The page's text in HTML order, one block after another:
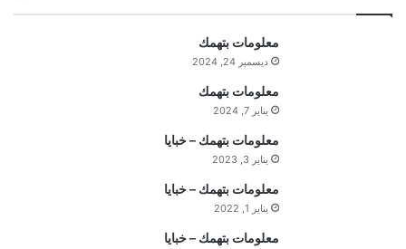
ع
معلومات بتهمك
ديسمبر 24, 2024
معلومات بتهمك
يناير 7, 2024
معلومات بتهمك – خبايا
يناير 3, 2023
معلومات بتهمك – خبايا
يناير 1, 2022
معلومات بتهمك – خبايا